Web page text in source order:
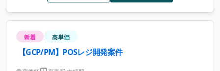
新着 高単価
【GCP/PM】POSレジ開発案件